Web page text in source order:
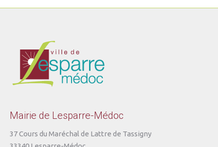
Mairie de Lesparre-Médoc
37 Cours du Maréchal de Lattre de Tassigny